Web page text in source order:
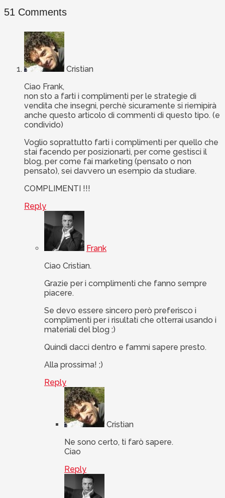
51 Comments
Cristian
Ciao Frank,
non sto a farti i complimenti per le strategie di
vendita che insegni, perchè sicuramente si riemipirà
anche questo articolo di commenti di questo tipo. (e
condivido)
Voglio soprattutto farti i complimenti per quello che
stai facendo per posizionarti, per come gestisci il
blog, per come fai marketing (pensato o non
pensato), sei davvero un esempio da studiare.
COMPLIMENTI !!!
Reply
Frank
Ciao Cristian.
Grazie per i complimenti che fanno sempre
piacere.
Se devo essere sincero però preferisco i
complimenti per i risultati che otterrai usando i
materiali del blog ;)
Quindi dacci dentro e fammi sapere presto.
Alla prossima! ;)
Reply
Cristian
Ne sono certo, ti farò sapere.
Ciao
Reply